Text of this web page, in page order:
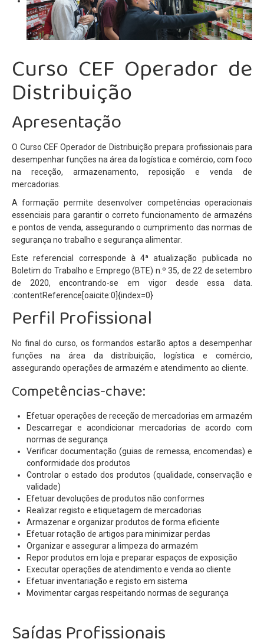
VetinSET
Viral
Eco-Escolas
Plano Nacional das Artes
Junior Achievement
Escola Embaixadora do PE
EQAVET
Documento Base
Plano de Atividades
Plano de Ação
Relatório de Operador
Relatório de Auto-Avaliação
Relatórios do Inquérito sobre plano de E@D
Alunos
Moodle
Actividades
Notícias
Curso CEF Operador de
Distribuição
Apresentação
O Curso CEF Operador de Distribuição prepara profissionais para
desempenhar funções na área da logística e comércio, com foco
na receção, armazenamento, reposição e venda de
mercadorias.
A formação permite desenvolver competências operacionais
essenciais para garantir o correto funcionamento de armazéns
e pontos de venda, assegurando o cumprimento das normas de
segurança no trabalho e segurança alimentar.
Este referencial corresponde à 4ª atualização publicada no
Boletim do Trabalho e Emprego (BTE) n.º 35, de 22 de setembro
de 2020, encontrando-se em vigor desde essa data.
:contentReference[oaicite:0]{index=0}
Perfil Profissional
No final do curso, os formandos estarão aptos a desempenhar
funções na área da distribuição, logística e comércio,
assegurando operações de armazém e atendimento ao cliente.
Competências-chave:
Efetuar operações de receção de mercadorias em armazém
Descarregar e acondicionar mercadorias de acordo com
normas de segurança
Verificar documentação (guias de remessa, encomendas) e
conformidade dos produtos
Controlar o estado dos produtos (qualidade, conservação e
validade)
Efetuar devoluções de produtos não conformes
Realizar registo e etiquetagem de mercadorias
Armazenar e organizar produtos de forma eficiente
Efetuar rotação de artigos para minimizar perdas
Organizar e assegurar a limpeza do armazém
Repor produtos em loja e preparar espaços de exposição
Executar operações de atendimento e venda ao cliente
Efetuar inventariação e registo em sistema
Movimentar cargas respeitando normas de segurança
Saídas Profissionais